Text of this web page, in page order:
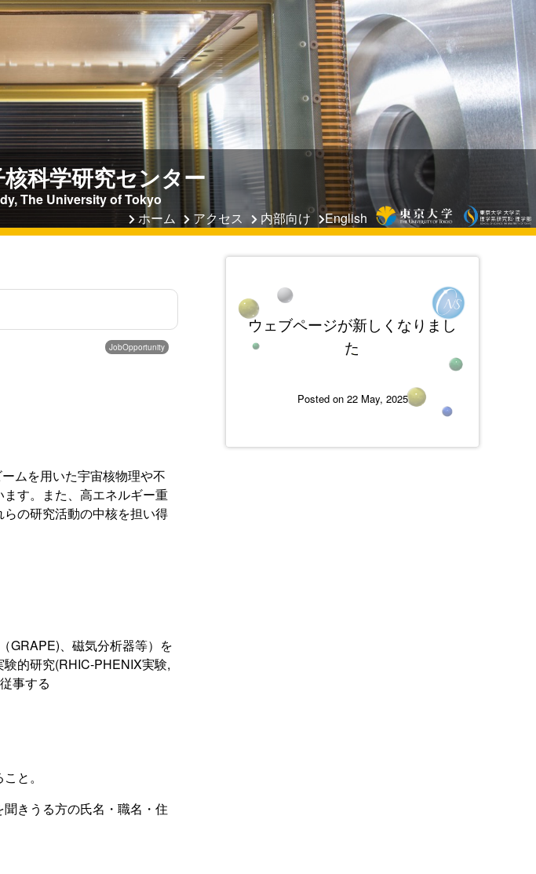
科学研究センター
The University of Tokyo
ホーム
アクセス 内部向け English
JobOpportunity
ムを用いた宇宙核物理や不
す。また、高エネルギー重
の研究活動の中核を担い得
GRAPE)、磁気分析器等）を
的研究(RHIC-PHENIX実験,
事する
と。
きうる方の氏名・職名・住
ウェブページが新しくなりまし
た
Posted on 22 May, 2025